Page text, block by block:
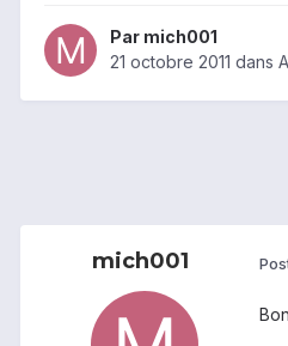
Par mich001
21 octobre 2011 dans
mich001